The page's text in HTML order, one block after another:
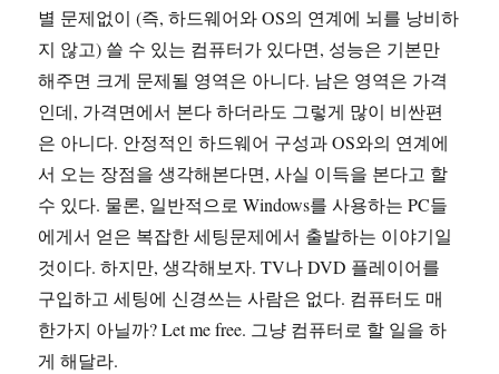
별 문제없이 (즉, 하드웨어와 OS의 연계에 뇌를 낭비하
지 않고) 쓸 수 있는 컴퓨터가 있다면, 성능은 기본만
해주면 크게 문제될 영역은 아니다. 남은 영역은 가격
인데, 가격면에서 본다 하더라도 그렇게 많이 비싼편
은 아니다. 안정적인 하드웨어 구성과 OS와의 연계에
서 오는 장점을 생각해본다면, 사실 이득을 본다고 할
수 있다. 물론, 일반적으로 Windows를 사용하는 PC들
에게서 얻은 복잡한 세팅문제에서 출발하는 이야기일
것이다. 하지만, 생각해보자. TV나 DVD 플레이어를
구입하고 세팅에 신경쓰는 사람은 없다. 컴퓨터도 매
한가지 아닐까? Let me free. 그냥 컴퓨터로 할 일을 하
게 해달라.